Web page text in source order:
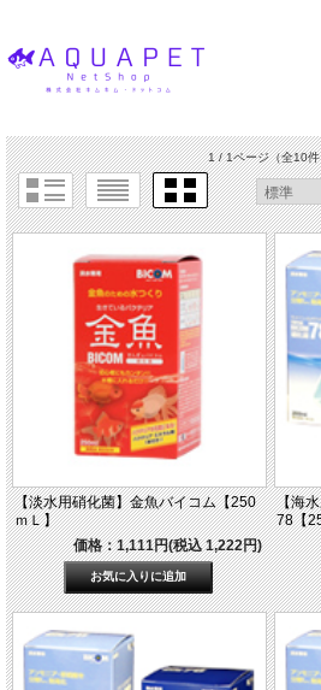
1 / 1ページ（全10件
【淡水用硝化菌】金魚バイコム【250
ｍＬ】
価格：1,111円(税込 1,222円)
【海
78【